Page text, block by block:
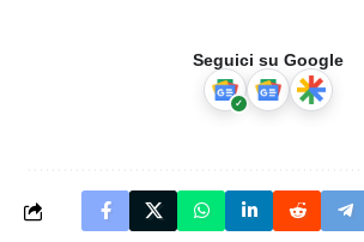
Seguici su Google